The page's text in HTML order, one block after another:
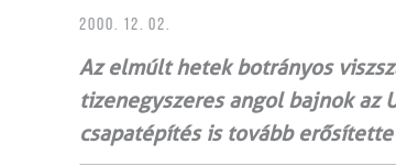
2000. 12. 02.
Az elmúlt hetek botrányos
tizenegyszeres angol bajnok az
csapatépítés is tovább